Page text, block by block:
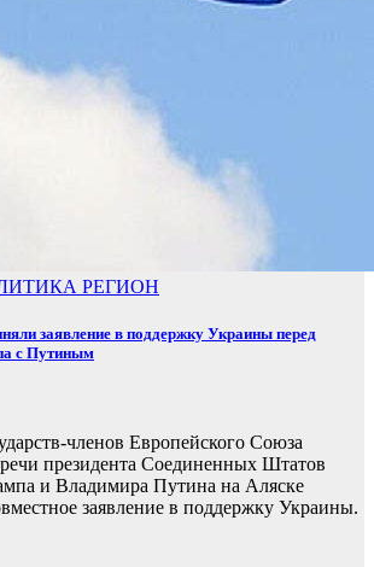
РЕГИОН
заявление в поддержку Украины перед
с Путиным
членов Европейского Союза
президента Соединенных Штатов
и Владимира Путина на Аляске
заявление в поддержку Украины.